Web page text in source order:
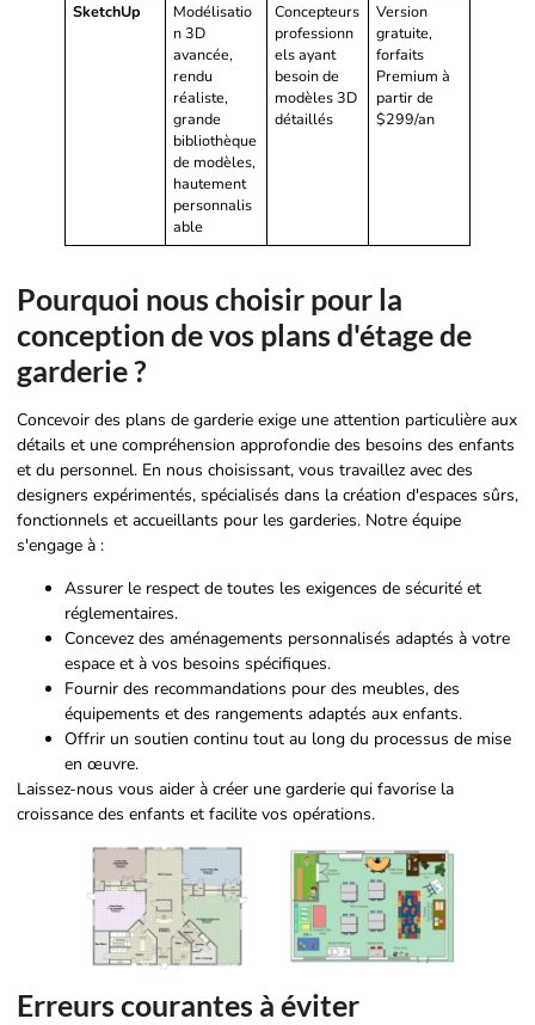
SketchUp
Modélisatio
n 3D
avancée,
rendu
réaliste,
grande
bibliothèque
de modèles,
hautement
personnalis
able
Concepteurs
professionn
els ayant
besoin de
modèles 3D
détaillés
Version
gratuite,
forfaits
Premium à
partir de
$299/an
Pourquoi nous choisir pour la
conception de vos plans d'étage de
garderie ?
Concevoir des plans de garderie exige une attention particulière aux
détails et une compréhension approfondie des besoins des enfants
et du personnel. En nous choisissant, vous travaillez avec des
designers expérimentés, spécialisés dans la création d'espaces sûrs,
fonctionnels et accueillants pour les garderies. Notre équipe
s'engage à :
Assurer le respect de toutes les exigences de sécurité et
réglementaires.
Concevez des aménagements personnalisés adaptés à votre
espace et à vos besoins spécifiques.
Fournir des recommandations pour des meubles, des
équipements et des rangements adaptés aux enfants.
Offrir un soutien continu tout au long du processus de mise
en œuvre.
Laissez-nous vous aider à créer une garderie qui favorise la
croissance des enfants et facilite vos opérations.
Erreurs courantes à éviter